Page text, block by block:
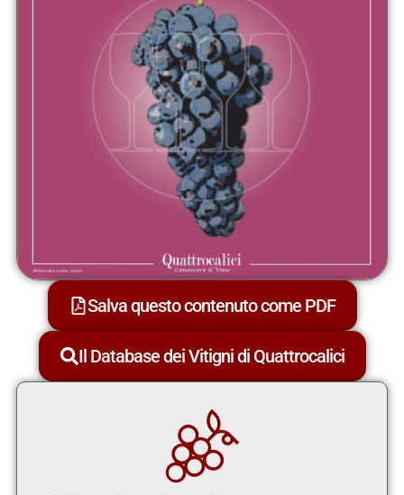
Salva questo contenuto come PDF
Il Database dei Vitigni di Quattrocalici